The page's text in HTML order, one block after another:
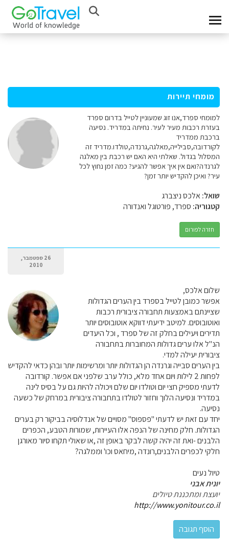
מומחי תיירות
למומחי ספרד,אנו זוג שמעוניין לטייל בדרום ספרד
בעזרת רכבות מעיר לעיר. נחיתה במדריד. נסיעה
ברכבת ממדריד
לקורדובה,סבילייה,מאלגה,גרנדה,טולדו.מדריד זה
המסלול בגדול. שאלתי היא האם יש רכבת בין מאלגה
לגרנדה?ואם אין איך אפשר להגיע? כמה זמן נחוץ לכל
עיר? ואיכן להקדיש יותר זמן?
שואל:אלכס ניצברג
קטגוריה: ספרד, פורטוגל ואנדורה
חזרה לפורום
26 ספטמבר,
2010
שלום אלכס,
אפשר כמובן לטייל בספרד בין הערים הגדולות
שציינתם באמצעות תחבורה ציבורית רכבות
ואוטובוסים. למיטב ידיעתי דווקא אוטובוסים יותר
תדירים ויעילים בחלק זה של ספרד , וכל היעדים
הנ"ל אלו ערים גדולות המחוברות בתחבורה
ציבורית יעילה למדי.
בין הערים סבייה וגרנדה הן הגדולות יותר ומרשימות יותר ובהן כדאי להקדיש
לפחות 2 לילות ויום אחד מלא, כולל ערב שלפני אם אפשר. קורדובה
לדעתי מספיק חצי יום וטולדו יום שלם ויכולה להיות גם על בסיס לינה
במדריד ונסיעה הלוך וחזור לטולדו בתחבורה ציבורית במרחק של כשעה
נסיעה.
יחד עם זאת יש לדעתי "פספוס" מסויים של אנדלוסיה בביקור רק בערים
הגדולות. חלק מחינה של הנפה אלו העיירות, שמורות הטבע, הכפרים
הלבנים -ואת זה יהיה קשה לבקר באופן זה ,או שאולי תקחו סיור מאורגן
חלקי לכפרים הלבנים,רונדה ,מיחאס וכו' וממלגה?
טיול נעים
יונית אבני
יועצת ומתכננת טיולים
http://www.yonitour.co.il